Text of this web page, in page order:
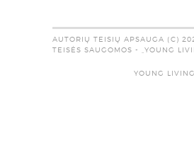
AUTORIŲ TEISIŲ APSAUGA (C)
TEISĖS SAUGOMOS - „YOUNG
YOUNG